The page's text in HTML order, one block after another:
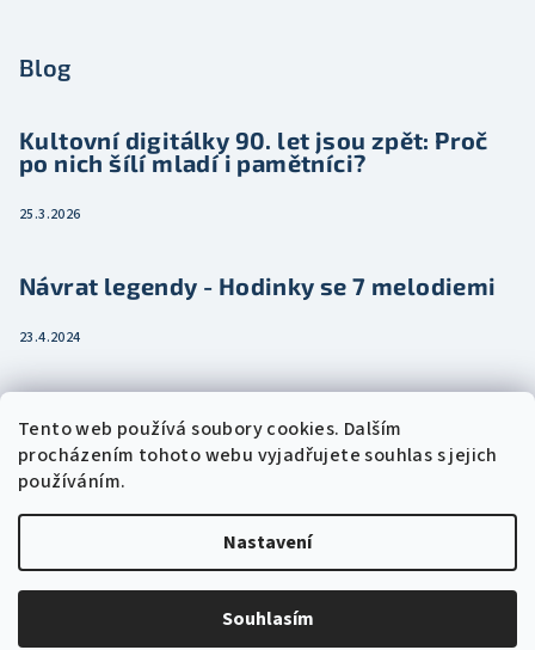
Tento web používá soubory cookies. Dalším
procházením tohoto webu vyjadřujete souhlas s jejich
používáním.
Nastavení
Souhlasím
Blog
Kultovní digitálky 90. let jsou zpět: Proč
po nich šílí mladí i pamětníci?
25.3.2026
Návrat legendy - Hodinky se 7 melodiemi
23.4.2024
jako dárek
15.2.2024